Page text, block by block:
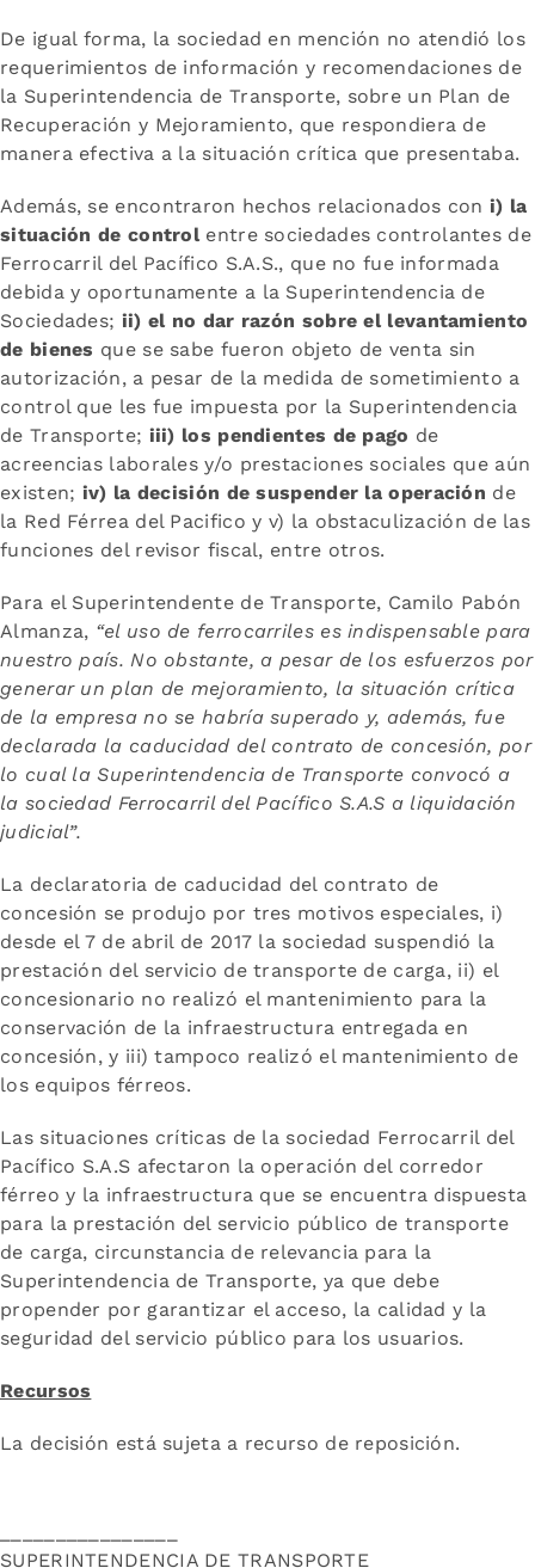
De igual forma, la sociedad en mención no atendió los
requerimientos de información y recomendaciones de
la Superintendencia de Transporte, sobre un Plan de
Recuperación y Mejoramiento, que respondiera de
manera efectiva a la situación crítica que presentaba.
Además, se encontraron hechos relacionados coni) la
situación de control entre sociedades controlantes de
Ferrocarril del Pacífico S.A.S., que no fue informada
debida y oportunamente a la Superintendencia de
Sociedades; ii) el no dar razón sobre el levantamiento
de bienes que se sabe fueron objeto de venta sin
autorización, a pesar de la medida de sometimiento a
control que les fue impuesta por la Superintendencia
de Transporte; iii) los pendientes de pago de
acreencias laborales y/o prestaciones sociales que aún
existen; iv) la decisión de suspender la operación de
la Red Férrea del Pacifico y v) la obstaculización de las
funciones del revisor fiscal, entre otros.
Para el Superintendente de Transporte, Camilo Pabón
Almanza, “el uso de ferrocarriles es indispensable para
nuestro país. No obstante, a pesar de los esfuerzos por
generar un plan de mejoramiento, la situación crítica
de la empresa no se habría superado y, además, fue
declarada la caducidad del contrato de concesión, por
lo cual la Superintendencia de Transporte convocó a
la sociedad Ferrocarril del Pacífico S.A.S a liquidación
judicial”.
La declaratoria de caducidad del contrato de
concesión se produjo por tres motivos especiales, i)
desde el 7 de abril de 2017 la sociedad suspendió la
prestación del servicio de transporte de carga, ii) el
concesionario no realizó el mantenimiento para la
conservación de la infraestructura entregada en
concesión, y iii) tampoco realizó el mantenimiento de
los equipos férreos.
Las situaciones críticas de la sociedad Ferrocarril del
Pacífico S.A.S afectaron la operación del corredor
férreo y la infraestructura que se encuentra dispuesta
para la prestación del servicio público de transporte
de carga, circunstancia de relevancia para la
Superintendencia de Transporte, ya que debe
propender por garantizar el acceso, la calidad y la
seguridad del servicio público para los usuarios.
Recursos
La decisión está sujeta a recurso de reposición.
SUPERINTENDENCIA DE TRANSPORTE